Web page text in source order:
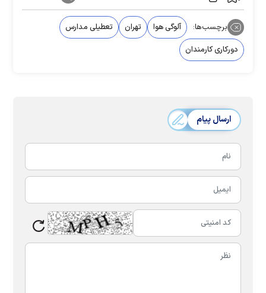
برچسب‌ها: آلوگی هوا تهران
تعطیلی مدارس
دورکاری کارمندان
ارسال پیام